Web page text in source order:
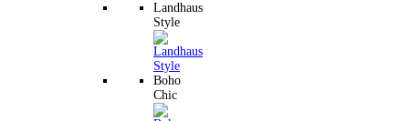
Landhaus
Style
Boho
Chic